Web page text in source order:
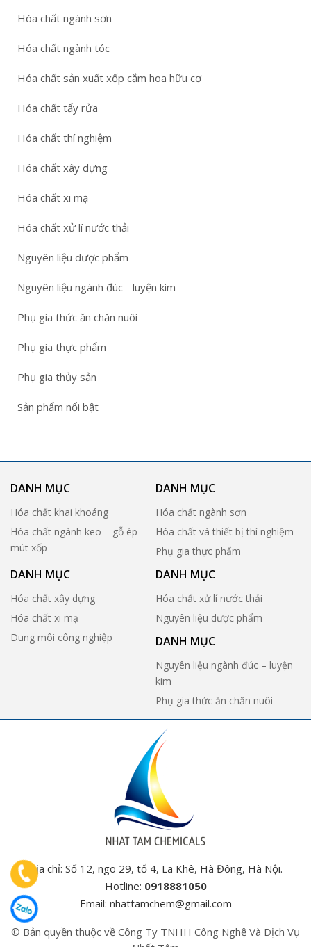
Hóa chất ngành sơn
Hóa chất ngành tóc
Hóa chất sản xuất xốp cắm hoa hữu cơ
Hóa chất tẩy rửa
Hóa chất thí nghiệm
Hóa chất xây dựng
Hóa chất xi mạ
Hóa chất xử lí nước thải
Nguyên liệu dược phẩm
Nguyên liệu ngành đúc - luyện kim
Phụ gia thức ăn chăn nuôi
Phụ gia thực phẩm
Phụ gia thủy sản
Sản phẩm nổi bật
DANH MỤC
Hóa chất khai khoáng
Hóa chất ngành keo – gỗ ép –
mút xốp
DANH MỤC
Hóa chất ngành sơn
Hóa chất và thiết bị thí nghiệm
Phụ gia thực phẩm
DANH MỤC
Hóa chất xây dựng
Hóa chất xi mạ
Dung môi công nghiệp
DANH MỤC
Hóa chất xử lí nước thải
Nguyên liệu dược phẩm
DANH MỤC
Nguyên liệu ngành đúc – luyện
kim
Phụ gia thức ăn chăn nuôi
Địa chỉ: Số 12, ngõ 29, tổ 4, La Khê, Hà Đông, Hà Nội.
Hotline: 0918881050
Email: nhattamchem@gmail.com
© Bản quyền thuộc về Công Ty TNHH Công Nghệ Và Dịch Vụ